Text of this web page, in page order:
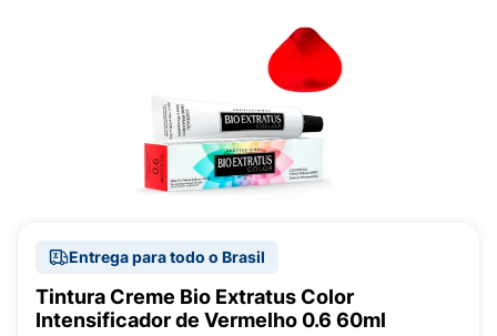
Entrega para todo o Brasil
Tintura Creme Bio Extratus Color
Intensificador de Vermelho 0.6 60ml